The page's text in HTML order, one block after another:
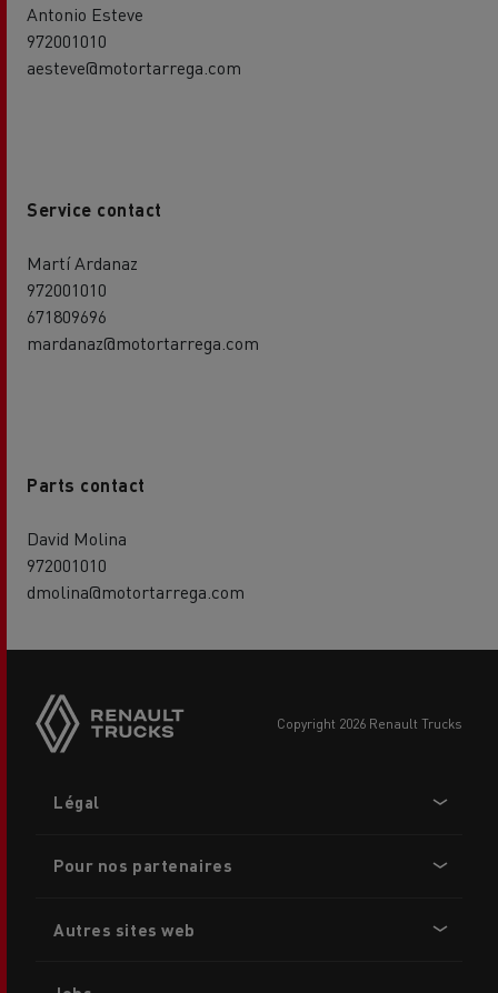
Antonio Esteve
972001010
aesteve@motortarrega.com
Service contact
Martí Ardanaz
972001010
671809696
mardanaz@motortarrega.com
Parts contact
David Molina
972001010
dmolina@motortarrega.com
copyright 2026 Renault Trucks
menu
Légal
Pour nos partenaires
Autres sites web